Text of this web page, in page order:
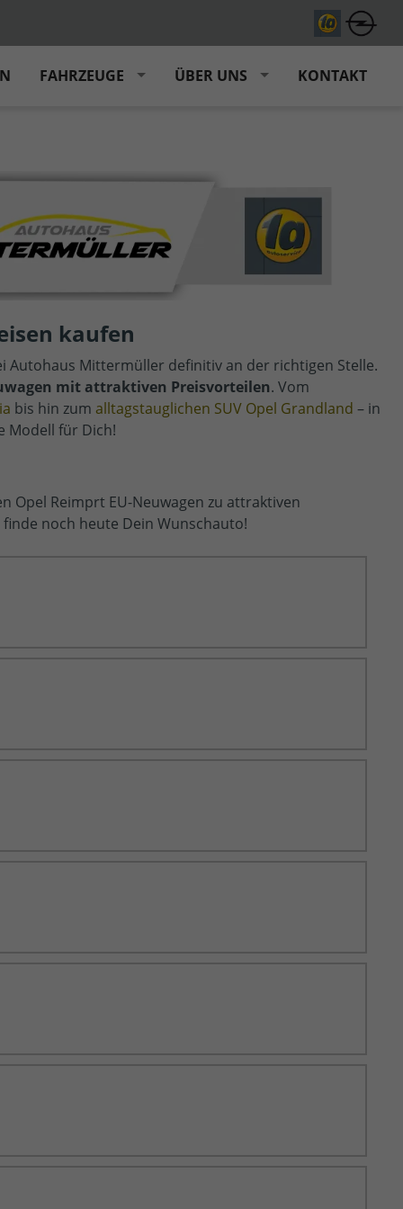
FAHRZEUGE ÜBER UNS KONTAKT
kaufen
Autohaus Mittermüller definitiv an der richtigen Stelle.
mit attraktiven Preisvorteilen. Vom
bis hin zumalltagstauglichen SUV Opel Grandland – in
Modell für Dich!
Opel Reimprt EU-Neuwagen zu attraktiven
noch heute Dein Wunschauto!